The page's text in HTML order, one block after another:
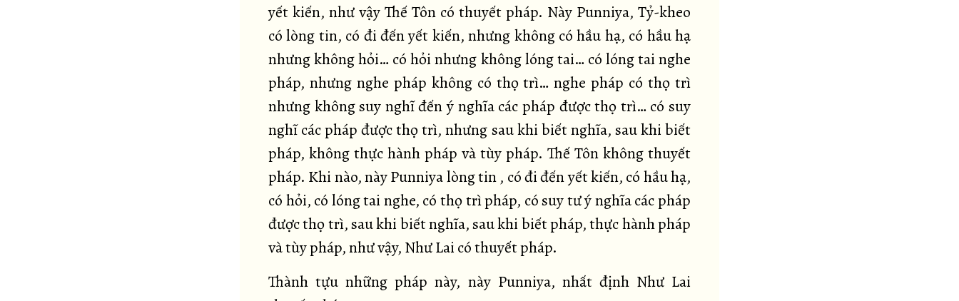
yết kiến, như vậy Thế Tôn có thuyết pháp. Này Punniya, Tỷ-kheo
có lòng tin, có đi đến yết kiến, nhưng không có hầu hạ, có hầu hạ
nhưng không hỏi… có hỏi nhưng không lóng tai… có lóng tai nghe
pháp, nhưng nghe pháp không có thọ trì… nghe pháp có thọ trì
nhưng không suy nghĩ đến ý nghĩa các pháp được thọ trì… có suy
nghĩ các pháp được thọ trì, nhưng sau khi biết nghĩa, sau khi biết
pháp, không thực hành pháp và tùy pháp. Thế Tôn không thuyết
pháp. Khi nào, này Punniya lòng tin , có đi đến yết kiến, có hầu hạ,
có hỏi, có lóng tai nghe, có thọ trì pháp, có suy tư ý nghĩa các pháp
được thọ trì, sau khi biết nghĩa, sau khi biết pháp, thực hành pháp
và tùy pháp, như vậy, Như Lai có thuyết pháp.
Thành tựu những pháp này, này Punniya, nhất định Như Lai